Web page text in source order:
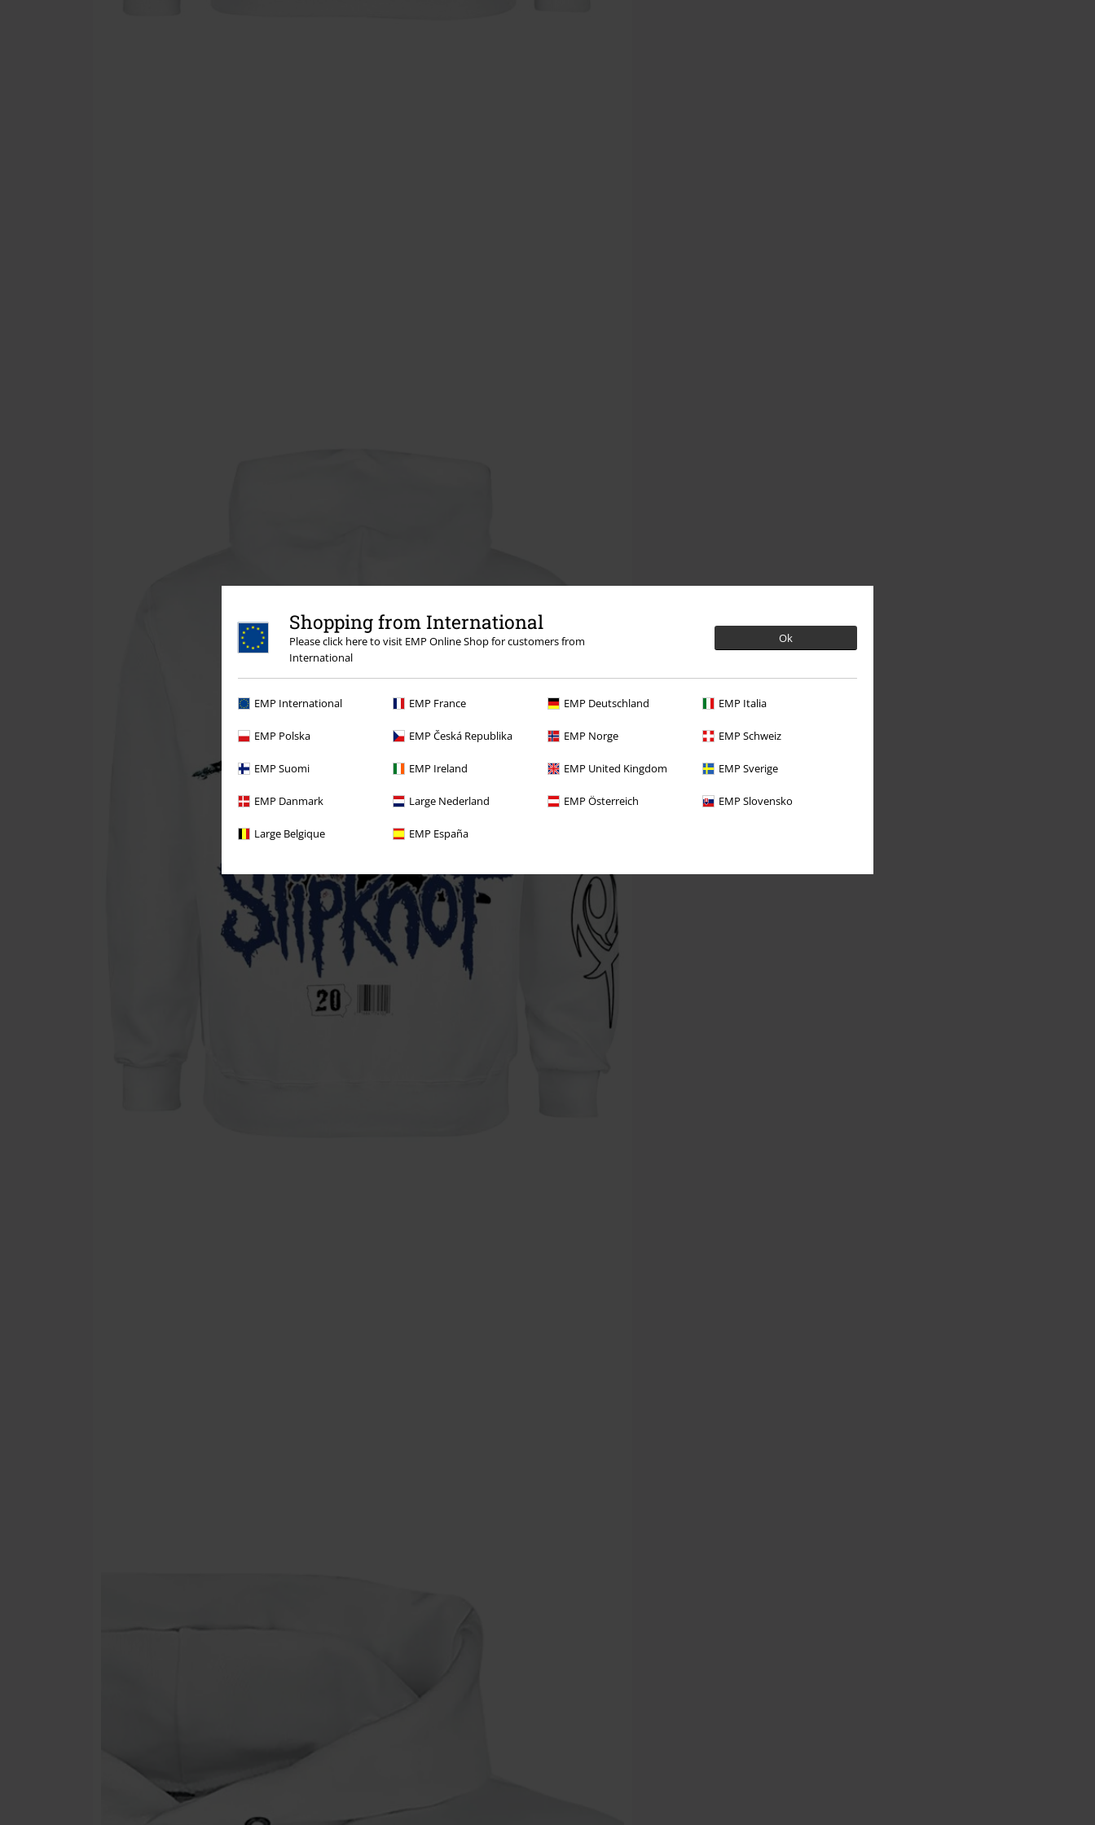
Shopping from International
Please click here to visit EMP Online Shop for customers from
International
Ok
EMP International EMP France EMP Deutschland EMP Italia
EMP Polska EMP Česká Republika EMP Norge EMP Schweiz
EMP Suomi EMP Ireland EMP United Kingdom EMP Sverige
EMP Danmark Large Nederland EMP Österreich EMP Slovensko
Large Belgique EMP España